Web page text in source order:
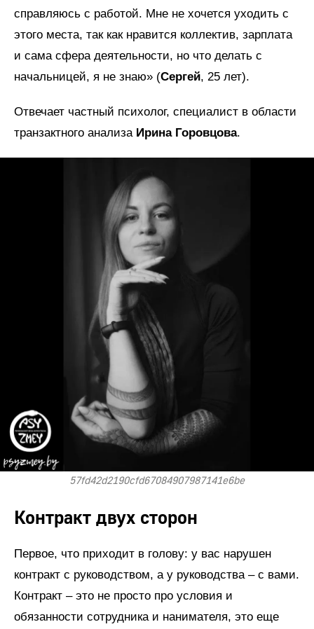
справляюсь с работой. Мне не хочется уходить с
этого места, так как нравится коллектив, зарплата
и сама сфера деятельности, но что делать с
начальницей, я не знаю» (Сергей, 25 лет).
Отвечает частный психолог, специалист в области
транзактного анализа Ирина Горовцова.
57fd42d2190cfd67084907987141e6be
Контракт двух сторон
Первое, что приходит в голову: у вас нарушен
контракт с руководством, а у руководства – с вами.
Контракт – это не просто про условия и
обязанности сотрудника и нанимателя, это еще